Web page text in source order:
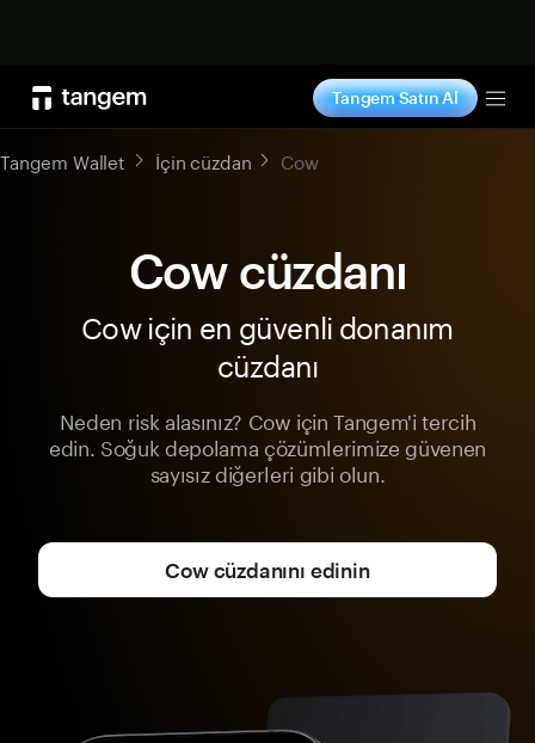
Tangem Satın Al
Tangem Wallet İçin cüzdan Cow
Cow cüzdanı
Cow için en güvenli donanım
cüzdanı
Neden risk alasınız? Cow için Tangem'i tercih
edin. Soğuk depolama çözümlerimize güvenen
sayısız diğerleri gibi olun.
Cow cüzdanını edinin